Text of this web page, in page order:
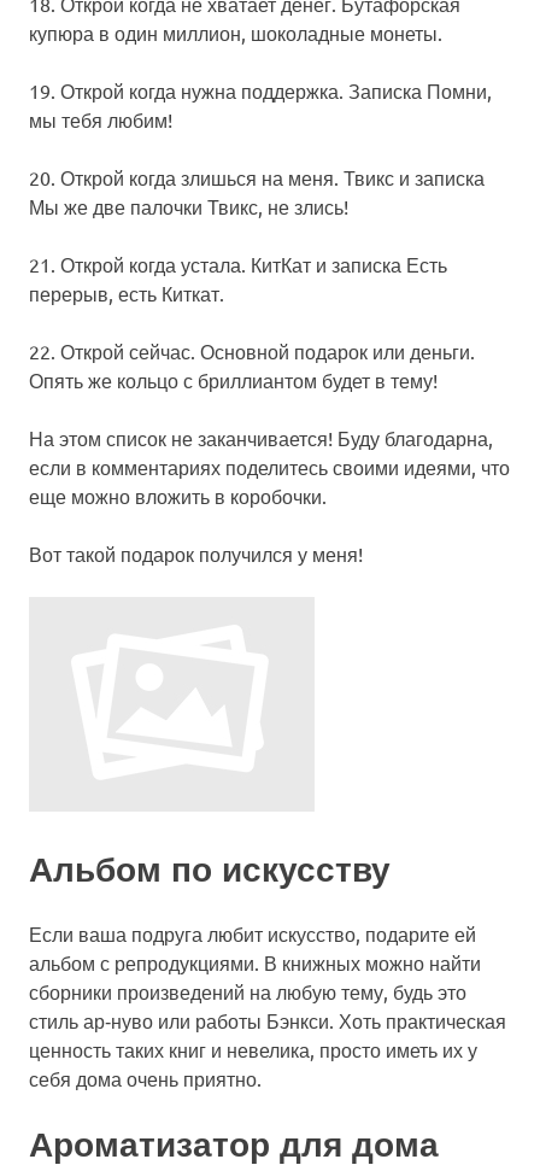
купюра в один миллион, шоколадные монеты.
19. Открой когда нужна поддержка . Записка Помни,
мы тебя любим!
20. Открой когда злишься на меня . Твикс и записка
Мы же две палочки Твикс, не злись!
21. Открой когда устала . КитКат и записка Есть
перерыв, есть Киткат.
22. Открой сейчас . Основной подарок или деньги.
Опять же кольцо с бриллиантом будет в тему!
На этом список не заканчивается! Буду благодарна,
если в комментариях поделитесь своими идеями, что
еще можно вложить в коробочки.
Вот такой подарок получился у меня!
Альбом по искусству
Если ваша подруга любит искусство, подарите ей
альбом с репродукциями. В книжных можно найти
сборники произведений на любую тему, будь это
стиль ар‑нуво или работы Бэнкси. Хоть практическая
ценность таких книг и невелика, просто иметь их у
себя дома очень приятно.
Ароматизатор для дома